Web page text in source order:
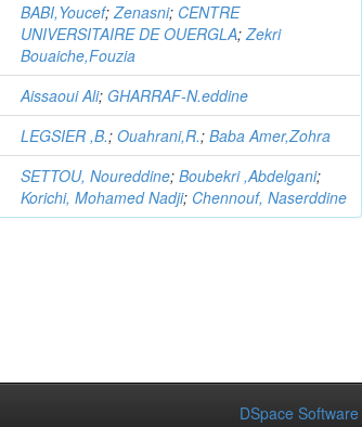
BABI,Youcef;Zenasni; CENTRE
UNIVERSITAIRE DE OUERGLA;Zekri
Bouaiche,Fouzia
Aissaoui Ali; GHARRAF-N.eddine
LEGSIER ,B.;Ouahrani,R.;Baba Amer,Zohra
SETTOU, Noureddine;Boubekri ,Abdelgani;
Korichi, Mohamed Nadji; Chennouf, Naserddine
DSpace Software